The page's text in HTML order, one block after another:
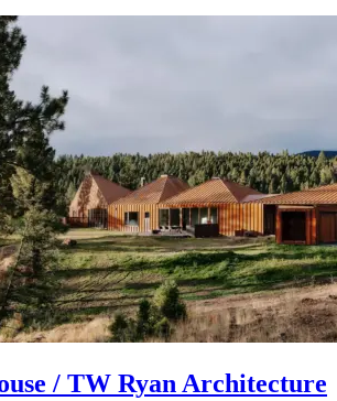
/ TW Ryan Architecture